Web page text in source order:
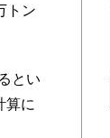
トン
とい
算に